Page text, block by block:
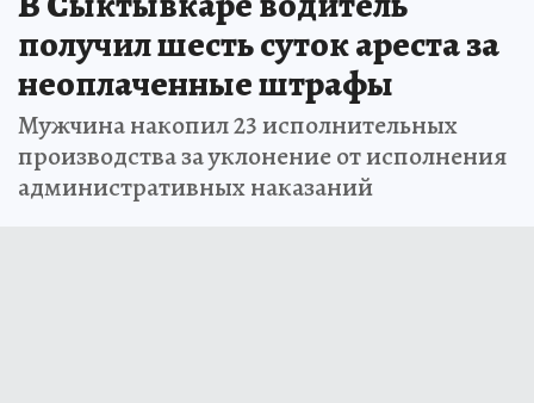
получил шесть суток ареста за
неоплаченные штрафы
Мужчина накопил 23 исполнительных
производства за уклонение от исполнения
административных наказаний